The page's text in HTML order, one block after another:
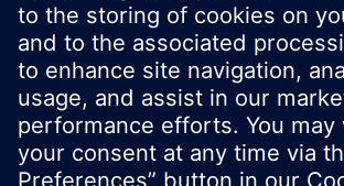
Siemens Italia